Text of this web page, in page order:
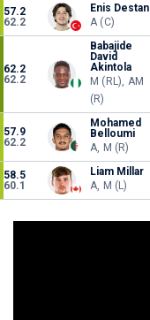
57.2
62.2
Enis Destan
A (C)
62.2
62.2
Babajide
David
Akintola
M (RL), AM
(R)
57.9
62.2
Mohamed
Belloumi
A, M (R)
58.5
60.1
Liam Millar
A, M (L)